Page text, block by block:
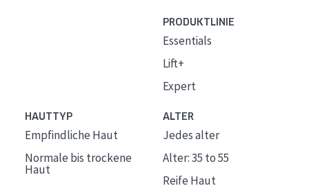
PRODUKTLINIE
Essentials
Lift+
Expert
HAUTTYP
Empfindliche Haut
Normale bis trockene
Haut
ALTER
Jedes alter
Alter: 35 to 55
Reife Haut